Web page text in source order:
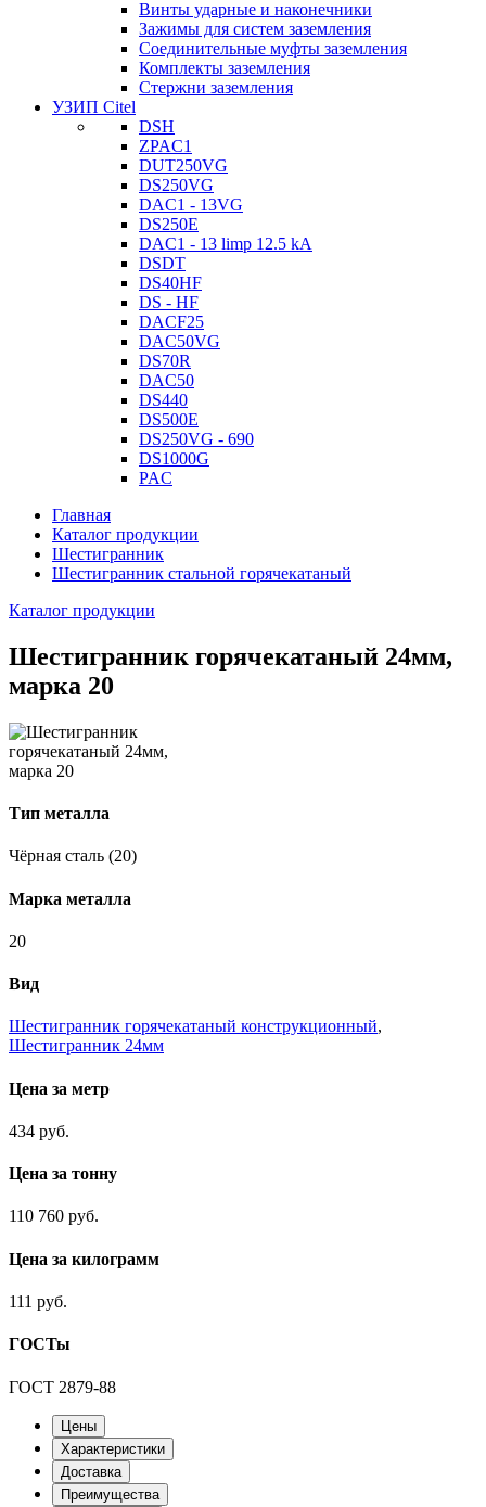
Винты ударные и наконечники
Зажимы для систем заземления
Соединительные муфты заземления
Комплекты заземления
Стержни заземления
УЗИП Citel
DSH
ZPAC1
DUT250VG
DS250VG
DAC1 - 13VG
DS250E
DAC1 - 13 limp 12.5 kA
DSDT
DS40HF
DS - HF
DACF25
DAC50VG
DS70R
DAC50
DS440
DS500E
DS250VG - 690
DS1000G
PAC
Главная
Каталог продукции
Шестигранник
Шестигранник стальной горячекатаный
Каталог продукции
Шестигранник горячекатаный 24мм,
марка 20
Тип металла
Чёрная сталь (20)
Марка металла
20
Вид
Шестигранник горячекатаный конструкционный,
Шестигранник 24мм
Цена за метр
434 руб.
Цена за тонну
110 760 руб.
Цена за килограмм
111 руб.
ГОСТы
ГОСТ 2879-88
Цены
Характеристики
Доставка
Преимущества